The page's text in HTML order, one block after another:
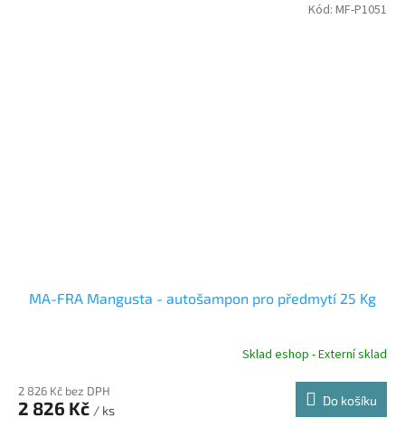
MA-FRA Mangusta - autošampon pro předmytí 25 Kg
Sklad eshop - Externí sklad
2 826 Kč bez DPH
2 826 Kč / ks
Do košíku
Kód: MF-P1051